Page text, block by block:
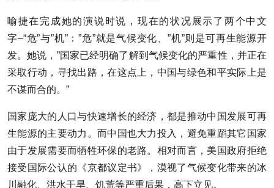
喻捷在完成她的演说时说，现在的状况展示了两个中文
字–“危”与”机”：”危”就是气候变化、”机”则是可再生能源开
发。她说，”国家已经明确了解到气候变化的严重性，并正在
采取行动，寻找出路，在这点上，中国与绿色和平实际上是
不谋而合的。”
国家庞大的人口与快速增长的经济，都是推动中国发展可再
生能源的主要动力。而中国也大力投入，避免重蹈其它国家
由于发展需要而牺牲环保的老路。相对而言，美国政府拒绝
接受国际公认的《京都议定书》，漠视了气候变化带来的冰
川融化、洪水干旱、饥荒等严重后果，高下立见。